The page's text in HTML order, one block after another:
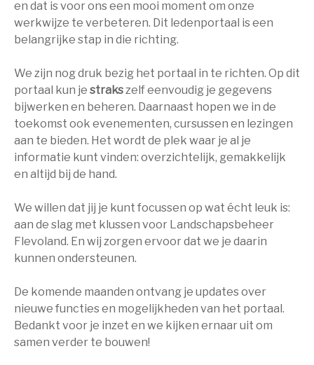
en dat is voor ons een mooi moment om onze
werkwijze te verbeteren. Dit ledenportaal is een
belangrijke stap in die richting.
We zijn nog druk bezig het portaal in te richten. Op dit
portaal kun je strakszelf eenvoudig je gegevens
bijwerken en beheren. Daarnaast hopen we in de
toekomst ook evenementen, cursussen en lezingen
aan te bieden. Het wordt de plek waar je al je
informatie kunt vinden: overzichtelijk, gemakkelijk
en altijd bij de hand.
We willen dat jij je kunt focussen op wat écht leuk is:
aan de slag met klussen voor Landschapsbeheer
Flevoland. En wij zorgen ervoor dat we je daarin
kunnen ondersteunen.
De komende maanden ontvang je updates over
nieuwe functies en mogelijkheden van het portaal.
Bedankt voor je inzet en we kijken ernaar uit om
samen verder te bouwen!